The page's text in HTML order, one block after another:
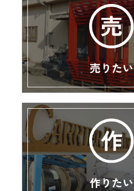
売りたい
作りたい